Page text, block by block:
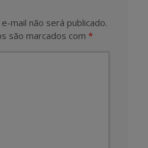
mail não será publicado.
são marcados com *